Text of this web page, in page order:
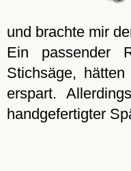
und brachte mir
Ein passender
Stichsäge,
erspart.
handgefertigter